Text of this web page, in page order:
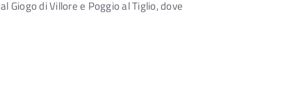
Giogo di Villore e Poggio al Tiglio, dove